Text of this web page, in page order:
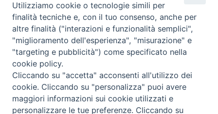
Utilizziamo cookie o tecnologie simili per
finalità tecniche e, con il tuo consenso, anche per
altre finalità ("interazioni e funzionalità semplici",
"miglioramento dell'esperienza", "misurazione" e
"targeting e pubblicità") come specificato nella
cookie policy.
Cliccando su "accetta" acconsenti all'utilizzo dei
cookie. Cliccando su "personalizza" puoi avere
maggiori informazioni sui cookie utilizzati e
personalizzare le tue preferenze. Cliccando su